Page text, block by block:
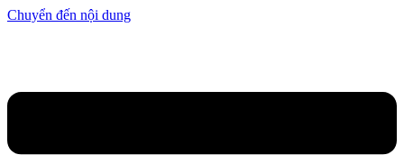
Chuyển đến nội dung